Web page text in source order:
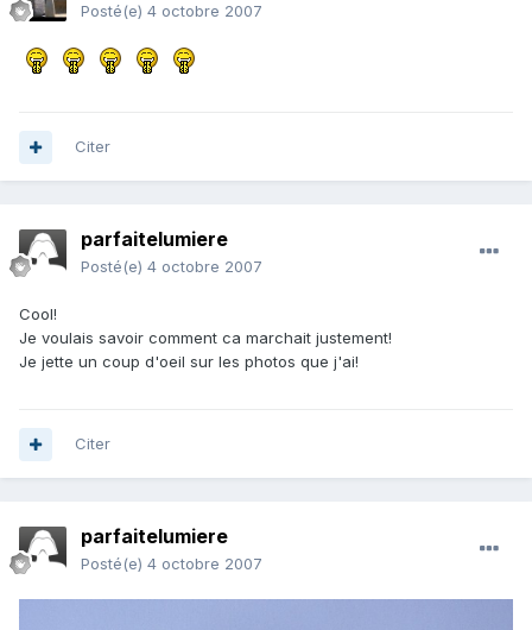
Posté(e) 4 octobre 2007
Citer
parfaitelumiere
Posté(e) 4 octobre 2007
Cool!
Je voulais savoir comment ca marchait justement!
Je jette un coup d'oeil sur les photos que j'ai!
Citer
parfaitelumiere
Posté(e) 4 octobre 2007